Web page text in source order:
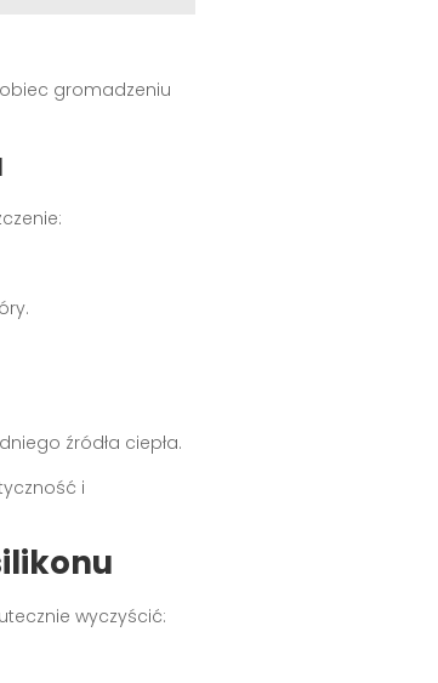
gromadzeniu
źródła ciepła.
i
wyczyścić: